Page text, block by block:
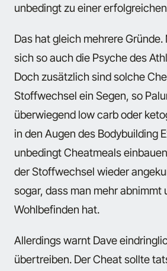
unbedingt zu einer
Das hat gleich mehrere
sich so auch die Psyche des
Doch zusätzlich sind solche
Stoffwechsel ein Segen, so
überwiegend low carb oder
in den Augen des Bodybuilding
unbedingt Cheatmeals
der Stoffwechsel wieder
sogar, dass man mehr abnimmt
Wohlbefinden hat.
Allerdings warnt Dave
übertreiben. Der Cheat sollte